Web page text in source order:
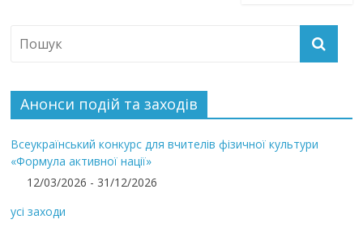
Анонси подій та заходів
Всеукраїнський конкурс для вчителів фізичної культури
«Формула активної нації»
12/03/2026 - 31/12/2026
усі заходи